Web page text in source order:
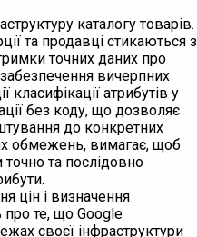
каталогу товарів.
та продавці стикаються з
точних даних про
вичерпних
класифікації атрибутів у
без коду, що дозволяє
до конкретних
обмежень, вимагає, щоб
та послідовно
цін і визначення
про те, що Google
своєї інфраструктури